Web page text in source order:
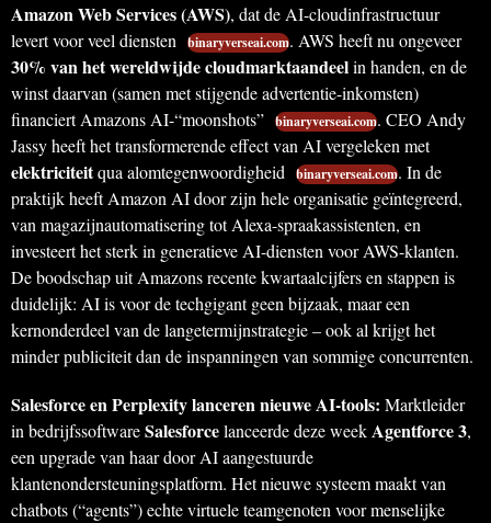
Amazon Web Services (AWS), dat de AI-cloudinfrastructuur
levert voor veel diensten
binaryverseai.com. AWS heeft nu ongeveer
30% van het wereldwijde cloudmarktaandeelin handen, en de
winst daarvan (samen met stijgende advertentie-inkomsten)
financiert Amazons AI-“moonshots” binaryverseai.com. CEO Andy
Jassy heeft het transformerende effect van AI vergeleken met
elektriciteitqua alomtegenwoordigheid binaryverseai.com. In de
praktijk heeft Amazon AI door zijn hele organisatie geïntegreerd,
van magazijnautomatisering tot Alexa-spraakassistenten, en
investeert het sterk in generatieve AI-diensten voor AWS-klanten.
De boodschap uit Amazons recente kwartaalcijfers en stappen is
duidelijk: AI is voor de techgigant geen bijzaak, maar een
kernonderdeel van de langetermijnstrategie – ook al krijgt het
minder publiciteit dan de inspanningen van sommige concurrenten.
Salesforce en Perplexity lanceren nieuwe AI-tools: Marktleider
in bedrijfssoftwareSalesforcelanceerde deze weekAgentforce 3,
een upgrade van haar door AI aangestuurde
klantenondersteuningsplatform. Het nieuwe systeem maakt van
chatbots (“agents”) echte virtuele teamgenoten voor menselijke